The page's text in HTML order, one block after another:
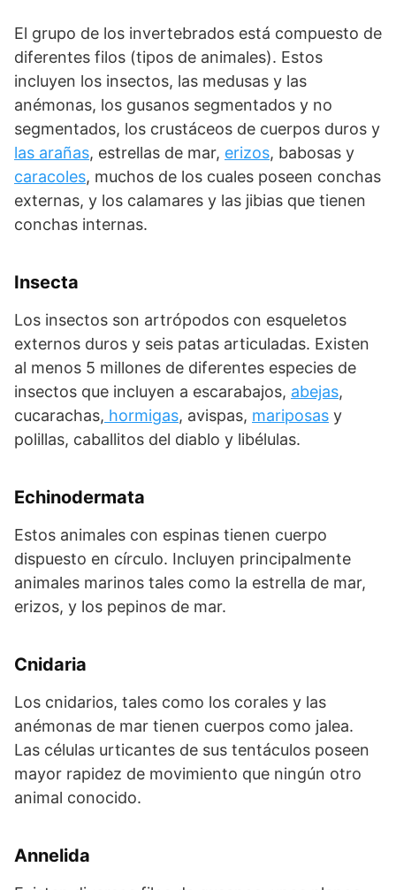
El grupo de los invertebrados está compuesto de
diferentes filos (tipos de animales). Estos
incluyen los insectos, las medusas y las
anémonas, los gusanos segmentados y no
segmentados, los crustáceos de cuerpos duros y
las arañas, estrellas de mar, erizos, babosas y
caracoles, muchos de los cuales poseen conchas
externas, y los calamares y las jibias que tienen
conchas internas.
Insecta
Los insectos son artrópodos con esqueletos
externos duros y seis patas articuladas. Existen
al menos 5 millones de diferentes especies de
insectos que incluyen a escarabajos, abejas,
cucarachas, hormigas, avispas, mariposas y
polillas, caballitos del diablo y libélulas.
Echinodermata
Estos animales con espinas tienen cuerpo
dispuesto en círculo. Incluyen principalmente
animales marinos tales como la estrella de mar,
erizos, y los pepinos de mar.
Cnidaria
Los cnidarios, tales como los corales y las
anémonas de mar tienen cuerpos como jalea.
Las células urticantes de sus tentáculos poseen
mayor rapidez de movimiento que ningún otro
animal conocido.
Annelida